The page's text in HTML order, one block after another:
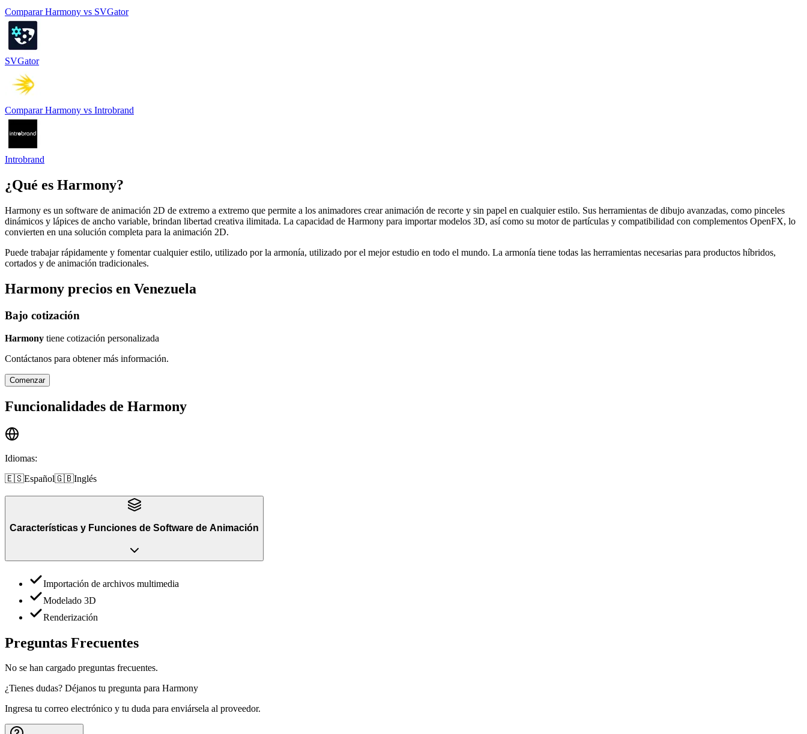
Comparar Harmony vs SVGator
SVGator
Comparar Harmony vs Introbrand
Introbrand
¿Qué es Harmony?
Harmony es un software de animación 2D de extremo a extremo que permite a los animadores crear animación de recorte y sin papel en cualquier estilo. Sus herramientas de dibujo avanzadas, como pinceles
dinámicos y lápices de ancho variable, brindan libertad creativa ilimitada. La capacidad de Harmony para importar modelos 3D, así como su motor de partículas y compatibilidad con complementos OpenFX, lo
convierten en una solución completa para la animación 2D.
Puede trabajar rápidamente y fomentar cualquier estilo, utilizado por la armonía, utilizado por el mejor estudio en todo el mundo. La armonía tiene todas las herramientas necesarias para productos híbridos,
cortados y de animación tradicionales.
Harmony precios en Venezuela
Bajo cotización
Harmony tiene cotización personalizada
Contáctanos para obtener más información.
Comenzar
Funcionalidades de Harmony
Idiomas:
🇪🇸Español🇬🇧Inglés
Características y Funciones de Software de Animación
Importación de archivos multimedia
Modelado 3D
Renderización
Preguntas Frecuentes
No se han cargado preguntas frecuentes.
¿Tienes dudas? Déjanos tu pregunta para Harmony
Ingresa tu correo electrónico y tu duda para enviársela al proveedor.